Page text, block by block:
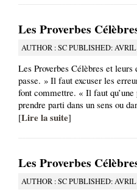
Les Proverbes
AUTHOR : SC PUBLISHED:
Les Proverbes Célèbres et
passe. » Il faut excuser les
font commettre. « Il faut
prendre parti dans un sens ou
[Lire la suite]
Les Proverbes
AUTHOR : SC PUBLISHED: